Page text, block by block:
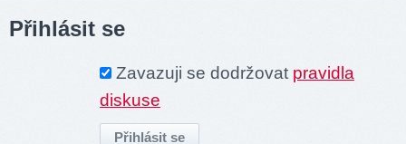
Přihlásit se
Zavazuji se dodržovat pravidla
diskuse